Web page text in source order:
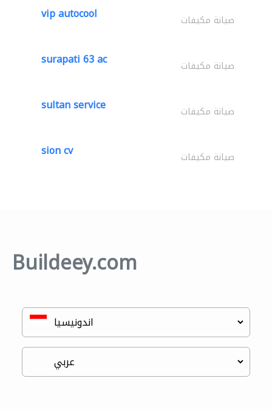
vip autocool صيانة مكيفات
surapati 63 ac صيانة مكيفات
sultan service صيانة مكيفات
sion cv صيانة مكيفات
Buildeey.com